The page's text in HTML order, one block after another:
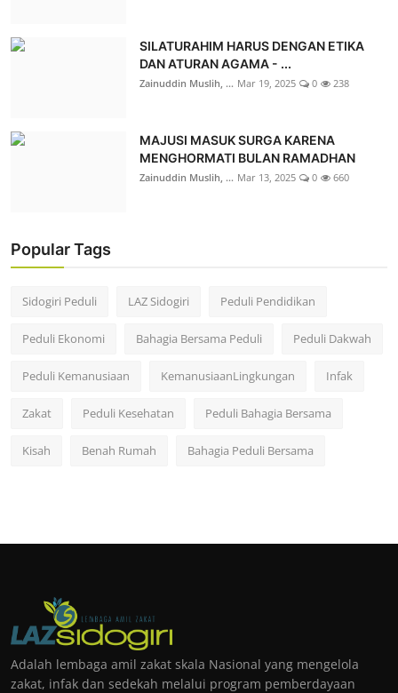
SILATURAHIM HARUS DENGAN ETIKA
DAN ATURAN AGAMA - ...
Zainuddin Muslih, ... Mar 19, 2025 0 238
MAJUSI MASUK SURGA KARENA
MENGHORMATI BULAN RAMADHAN
Zainuddin Muslih, ... Mar 13, 2025 0 660
Popular Tags
Sidogiri Peduli LAZ Sidogiri Peduli Pendidikan
Peduli Ekonomi Bahagia Bersama Peduli Peduli Dakwah
Peduli Kemanusiaan KemanusiaanLingkungan Infak
Zakat Peduli Kesehatan Peduli Bahagia Bersama
Kisah Benah Rumah Bahagia Peduli Bersama
Adalah lembaga amil zakat skala Nasional yang mengelola
zakat, infak dan sedekah melalui program pemberdayaan